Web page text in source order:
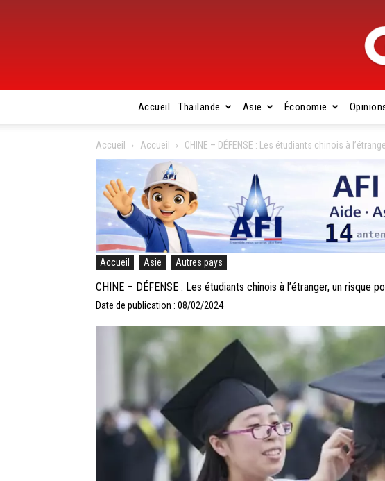
Accueil Thaïlande Asie Économie
Accueil Accueil CHINE – DÉFENSE : Les étudiants chinois à
Accueil Asie Autres pays
CHINE – DÉFENSE : Les étudiants chinois à l’étranger, un risque
Date de publication : 08/02/2024